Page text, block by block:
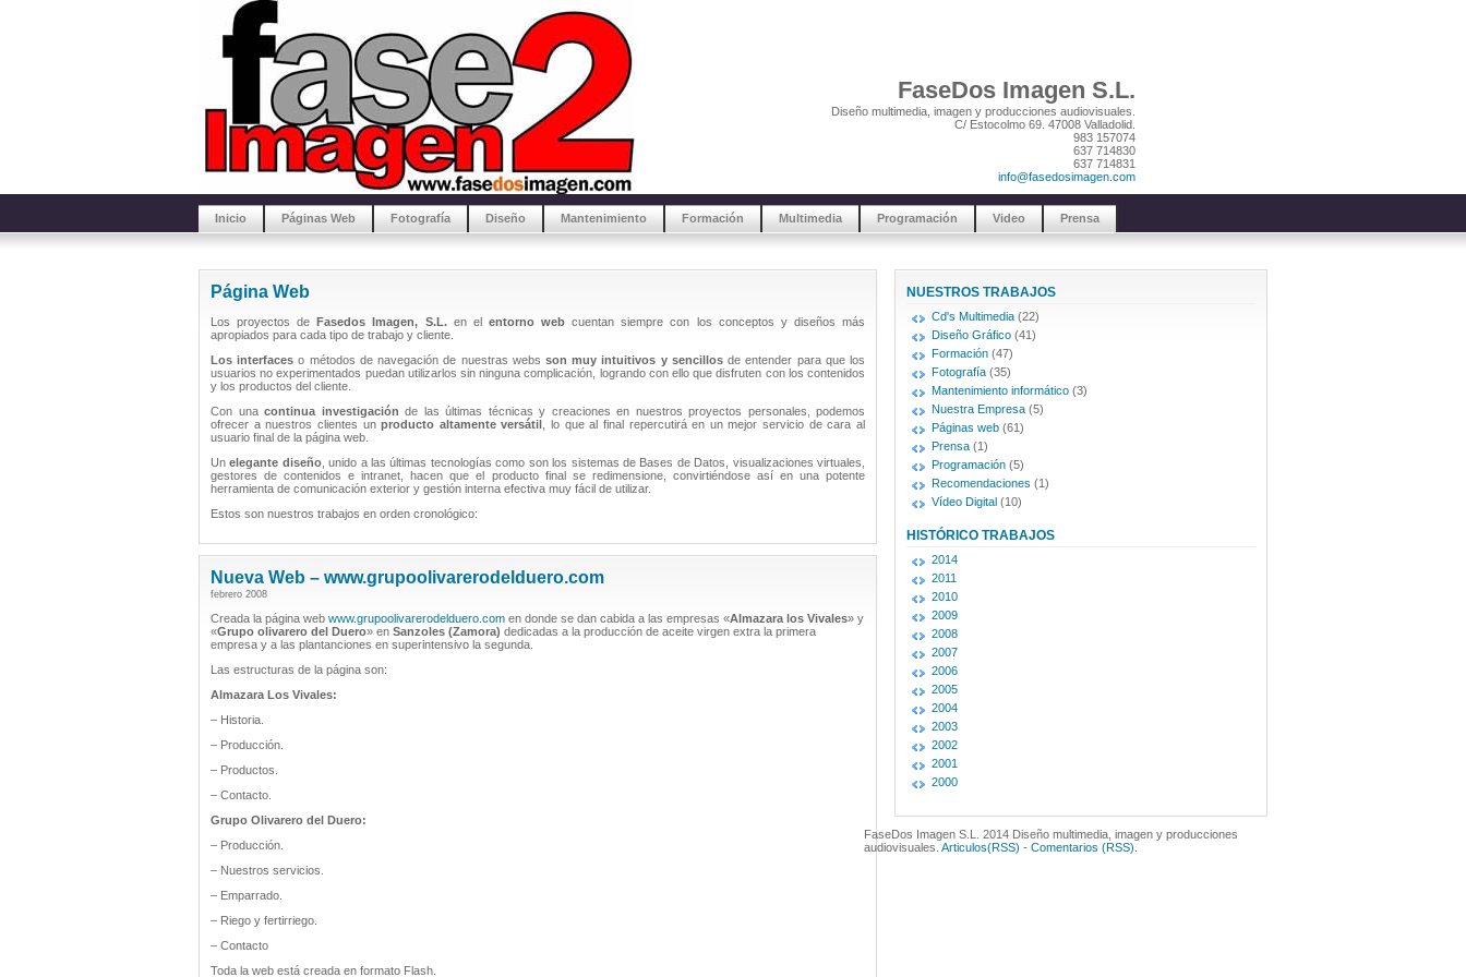
FaseDos Imagen S.L.
Diseño multimedia, imagen y producciones audiovisuales.
C/ Estocolmo 69. 47008 Valladolid.
983 157074
637 714830
637 714831
info@fasedosimagen.com
Inicio Páginas Web Fotografía Diseño Mantenimiento Formación Multimedia Programación Video Prensa
Página Web
Los proyectos deFasedos Imagen, S.L. en el entorno web cuentan siempre con los conceptos y diseños más
apropiados para cada tipo de trabajo y cliente.
Los interfaceso métodos de navegación de nuestras websson muy intuitivos y sencillosde entender para que los
usuarios no experimentados puedan utilizarlos sin ninguna complicación, logrando con ello que disfruten con los contenidos
y los productos del cliente.
Con una continua investigación de las últimas técnicas y creaciones en nuestros proyectos personales, podemos
ofrecer a nuestros clientes unproducto altamente versátil , lo que al final repercutirá en un mejor servicio de cara al
usuario final de la página web.
Unelegante diseño, unido a las últimas tecnologías como son los sistemas de Bases de Datos, visualizaciones virtuales,
gestores de contenidos e intranet, hacen que el producto final se redimensione, convirtiéndose así en una potente
herramienta de comunicación exterior y gestión interna efectiva muy fácil de utilizar.
Estos son nuestros trabajos en orden cronológico:
Nueva Web – www.grupoolivarerodelduero.com
febrero 2008
Creada la página web www.grupoolivarerodelduero.com en donde se dan cabida a las empresas «Almazara los Vivales» y
«Grupo olivarero del Duero» en Sanzoles (Zamora) dedicadas a la producción de aceite virgen extra la primera
empresa y a las plantanciones en superintensivo la segunda.
Las estructuras de la página son:
Almazara Los Vivales:
– Historia.
– Producción.
– Productos.
– Contacto.
Grupo Olivarero del Duero:
– Producción.
– Nuestros servicios.
– Emparrado.
– Riego y fertirriego.
– Contacto
Toda la web está creada en formato Flash.
NUESTROS TRABAJOS
Cd's Multimedia (22)
Diseño Gráfico (41)
Formación (47)
Fotografía (35)
Mantenimiento informático (3)
Nuestra Empresa (5)
Páginas web (61)
Prensa (1)
Programación (5)
Recomendaciones (1)
Vídeo Digital (10)
HISTÓRICO TRABAJOS
2014
2011
2010
2009
2008
2007
2006
2005
2004
2003
2002
2001
2000
FaseDos Imagen S.L. 2014 Diseño multimedia, imagen y producciones
audiovisuales. Articulos(RSS) - Comentarios (RSS)